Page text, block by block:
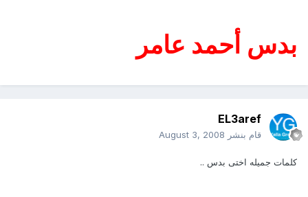
بدس أحمد عامر
EL3aref
قام بنشر August 3, 2008
كلمات جميله اختى بدس ..